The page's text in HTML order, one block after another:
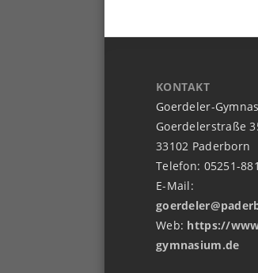
KONTAKT
Goerdeler-
Goerdelerstraße
33102 Paderborn
Telefon: 05251-
E-Mail:
Web: https://
gymnasium.de